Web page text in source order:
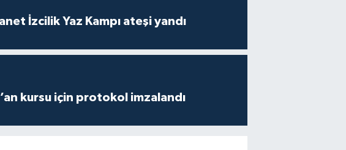
İzcilik Yaz Kampı ateşi yandı
kursu için protokol imzalandı